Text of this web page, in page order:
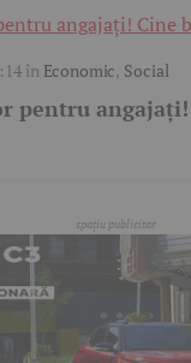
în Economic, Social
pentru angajați!